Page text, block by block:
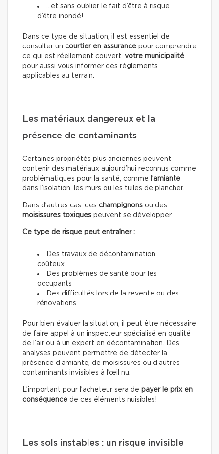
…et sans oublier le fait d’être à risque
d’être inondé!
Dans ce type de situation, il est essentiel de
consulter un courtier en assurance pour comprendre
ce qui est réellement couvert, votre municipalité
pour aussi vous informer des règlements
applicables au terrain.
Les matériaux dangereux et la
présence de contaminants
Certaines propriétés plus anciennes peuvent
contenir des matériaux aujourd’hui reconnus comme
problématiques pour la santé, comme l’amiante
dans l’isolation, les murs ou les tuiles de plancher.
Dans d’autres cas, des champignons ou des
moisissures toxiques peuvent se développer.
Ce type de risque peut entraîner :
Des travaux de décontamination
coûteux
Des problèmes de santé pour les
occupants
Des difficultés lors de la revente ou des
rénovations
Pour bien évaluer la situation, il peut être nécessaire
de faire appel à un inspecteur spécialisé en qualité
de l’air ou à un expert en décontamination. Des
analyses peuvent permettre de détecter la
présence d’amiante, de moisissures ou d’autres
contaminants invisibles à l’œil nu.
L’important pour l’acheteur sera de payer le prix en
conséquence de ces éléments nuisibles!
Les sols instables : un risque invisible